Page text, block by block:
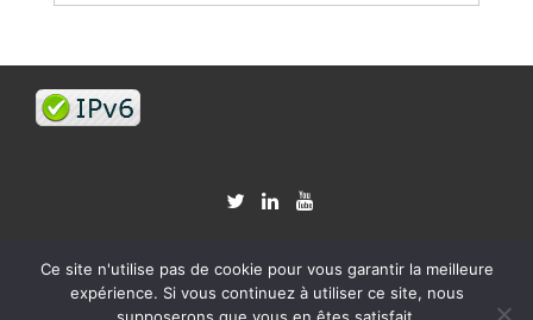
© 2026G33Keries.org
Ce site n'utilise pas de cookie pour vous garantir la meilleure
expérience. Si vous continuez à utiliser ce site, nous